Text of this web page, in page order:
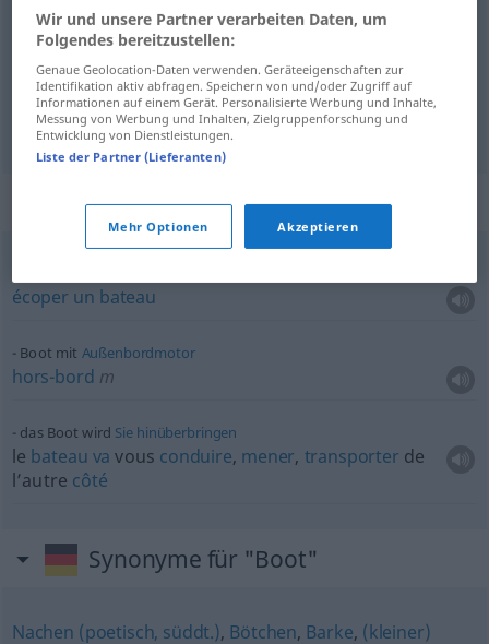
barquef Boot(≈ Ruderboot)
canotm Boot (≈ Motorboot)
Beispielsätze für "Boot"
écoper un bateau
Boot mit Außenbordmotor
hors-bord m
das Boot wird Sie hinüberbringen
le bateau va vous conduire, mener, transporter de
l’autre côté
Synonyme für "Boot"
Nachen (poetisch, süddt.), Bötchen, Barke, (kleiner)
Wir und unsere Partner verarbeiten Daten, um
Folgendes bereitzustellen:
Genaue Geolocation-Daten verwenden. Geräteeigenschaften zur
Identifikation aktiv abfragen. Speichern von und/oder Zugriff auf
Informationen auf einem Gerät. Personalisierte Werbung und Inhalte,
Messung von Werbung und Inhalten, Zielgruppenforschung und
Entwicklung von Dienstleistungen.
Liste der Partner (Lieferanten)
Mehr Optionen Akzeptieren